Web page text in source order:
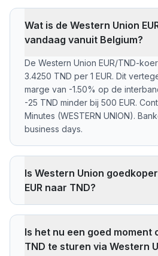
Wat is de Western Union
vandaag vanuit Belgium?
De Western Union EUR/TND-
3.4250 TND per 1 EUR. Dit
marge van -1.50% op de
-25 TND minder bij 500 EUR.
Minutes (WESTERN UNION).
business days.
Is Western Union
EUR naar TND?
ontvanger -25 TND minder dan
Wise rekent doorgaans ~0,40%
Is het nu een goed moment
TND te sturen via Western